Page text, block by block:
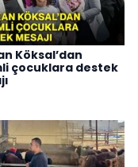
Köksal’dan
çocuklara destek